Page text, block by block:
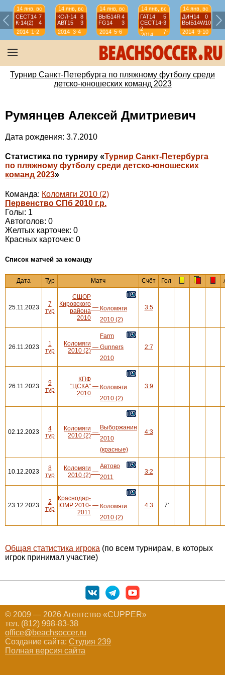
14 янв, вс
СЕСТ14 7
К-14(2)
4
2014 1-2
14 янв, вс
КОЛ-14
8
АВТ15
3
2014 3-4
14 янв, вс
ВЫБ14R 4
FG14
3
2014 5-6
14 янв, вс
ГАТ14
5
СЕСТ14-
2
3
2014
7-
8
14 янв, вс
ДИН14
0
ВЫБ14W10
2014 9-10
Турнир Санкт-Петербурга по пляжному футболу среди
детско-юношеских команд 2023
Румянцев Алексей Дмитриевич
Дата рождения: 3.7.2010
Статистика по турниру «Турнир Санкт-Петербурга
по пляжному футболу среди детско-юношеских
команд 2023»
Команда: Коломяги 2010 (2)
Первенство СПб 2010 г.р.
Голы: 1
Автоголов: 0
Желтых карточек: 0
Красных карточек: 0
Cписок матчей за команду
Дата Тур Матч Счёт Гол
25.11.2023
7
тур
СШОР
Кировского
района
2010
— Коломяги
2010 (2)
3:5
26.11.2023
1
тур
Коломяги
2010 (2) —
Farm
Gunners
2010
2:7
26.11.2023
9
тур
КПФ
"ЦСКА"
2010
— Коломяги
2010 (2)
3:9
02.12.2023
4
тур
Коломяги
2010 (2) —
Выборжанин
2010
(красные)
4:3
10.12.2023
8
тур
Коломяги
2010 (2) —
Автово
2011
3:2
23.12.2023
2
тур
Краснодар-
ЮМР 2010-
2011
— Коломяги
2010 (2)
4:3 7'
Общая статистика игрока (по всем турнирам, в которых
игрок принимал участие)
© 2009 — 2026 Агентство «CUPPER»
тел. (812) 998-83-38
office@beachsoccer.ru
Создание сайта: Студия 239
Полная версия сайта